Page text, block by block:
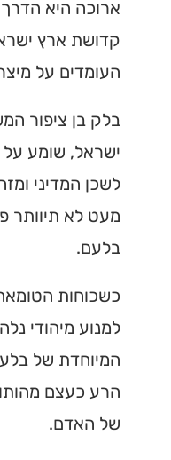
ארוכה היא
קדושת ארץ
העומדים על
בלק בן ציפור
ישראל, שומע על
לשכן המדיני
מעט לא תיוותר
בלעם.
כשכוחות
למנוע מיהודי
המיוחדת של
הרע כעצם
של האדם.